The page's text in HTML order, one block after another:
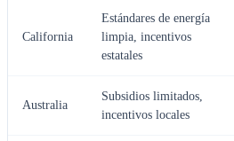
California
Estándares de energía
limpia, incentivos
estatales
Australia
Subsidios limitados,
incentivos locales